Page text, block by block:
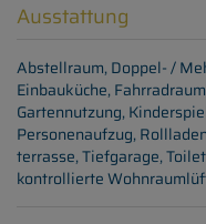
Ausstattung
Abstellraum Doppel- /
Einbauküche Fahrradraum
Gartennutzung
Personenaufzug Rollladen
terrasse Tiefgarage
kontrollierte